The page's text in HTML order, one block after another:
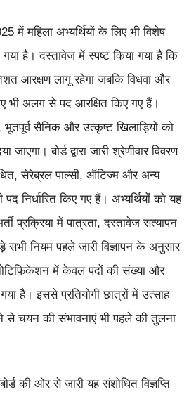
में महिला अभ्यर्थियों के लिए भी विशेष
गया है। दस्तावेज में स्पष्ट किया गया है कि
आरक्षण लागू रहेगा जबकि विधवा और
भी अलग से पद आरक्षित किए गए हैं।
भूतपूर्व सैनिक और उत्कृष्ट खिलाड़ियों को
जाएगा। बोर्ड द्वारा जारी श्रेणीवार विवरण
सेरेब्रल पाल्सी, ऑटिज्म और अन्य
पद निर्धारित किए गए हैं। अभ्यर्थियों को यह
प्रक्रिया में पात्रता, दस्तावेज सत्यापन
नियम पहले जारी विज्ञापन के अनुसार
में केवल पदों की संख्या और
है। इससे प्रतियोगी छात्रों में उत्साह
से चयन की संभावनाएं भी पहले की तुलना
की ओर से जारी यह संशोधित विज्ञप्ति